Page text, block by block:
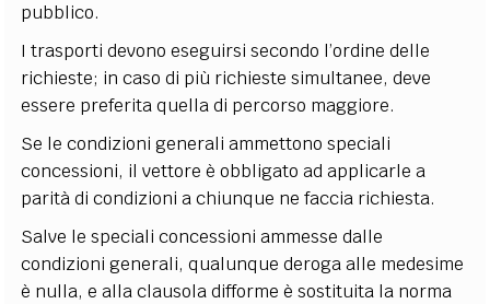
pubblico.
I trasporti devono eseguirsi secondo l’ordine delle
richieste; in caso di più richieste simultanee, deve
essere preferita quella di percorso maggiore.
Se le condizioni generali ammettono speciali
concessioni, il vettore è obbligato ad applicarle a
parità di condizioni a chiunque ne faccia richiesta.
Salve le speciali concessioni ammesse dalle
condizioni generali, qualunque deroga alle medesime
è nulla, e alla clausola difforme è sostituita la norma